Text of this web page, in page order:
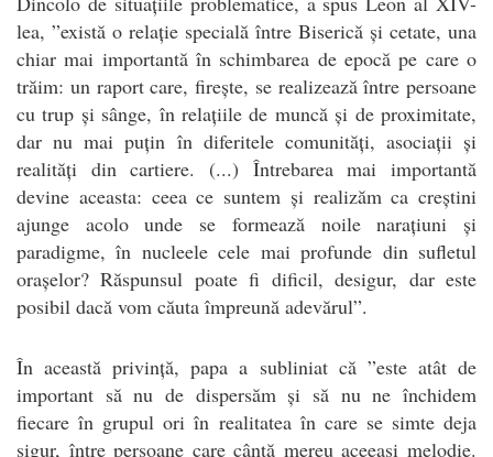
lea, ”există o relație specială între Biserică și cetate, una
chiar mai importantă în schimbarea de epocă pe care o
trăim: un raport care, firește, se realizează între persoane
cu trup și sânge, în relațiile de muncă și de proximitate,
dar nu mai puțin în diferitele comunități, asociații și
realități din cartiere. (...) Întrebarea mai importantă
devine aceasta: ceea ce suntem și realizăm ca creștini
ajunge acolo unde se formează noile narațiuni și
paradigme, în nucleele cele mai profunde din sufletul
orașelor? Răspunsul poate fi dificil, desigur, dar este
posibil dacă vom căuta împreună adevărul”.
În această privință, papa a subliniat că ”este atât de
important să nu de dispersăm și să nu ne închidem
fiecare în grupul ori în realitatea în care se simte deja
sigur, între persoane care cântă mereu aceeași melodie.